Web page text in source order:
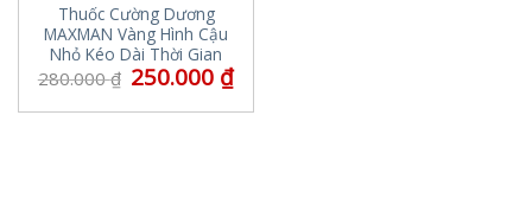
Thuốc Cường Dương
MAXMAN Vàng Hình Cậu
Nhỏ Kéo Dài Thời Gian
280.000₫ 250.000 ₫